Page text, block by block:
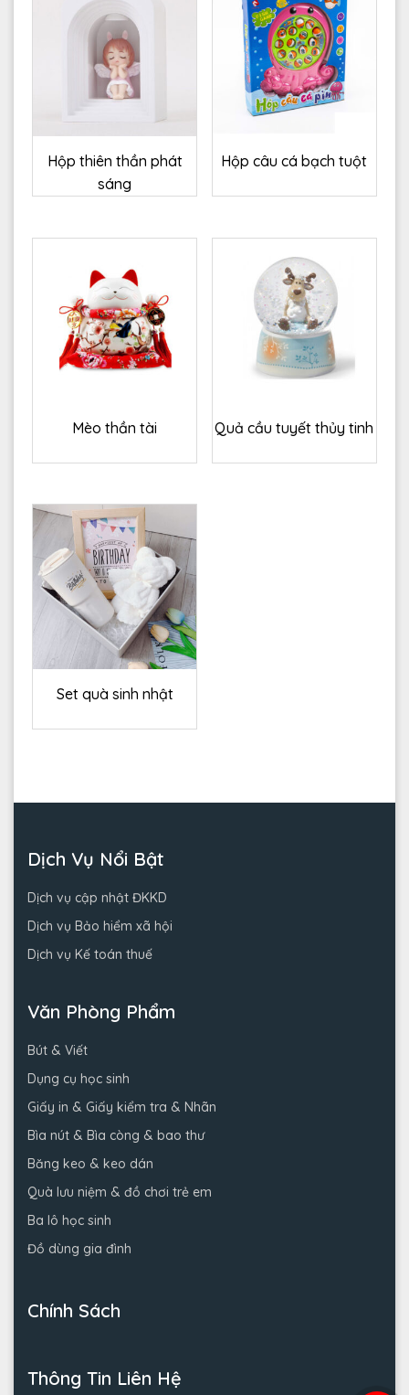
Hộp thiên thần phát
sáng
Hộp câu cá bạch tuột
Mèo thần tài Quả cầu tuyết thủy tinh
Set quà sinh nhật
Dịch Vụ Nổi Bật
Dịch vụ cập nhật ĐKKD
Dịch vụ Bảo hiểm xã hội
Dịch vụ Kế toán thuế
Văn Phòng Phẩm
Bút & Viết
Dụng cụ học sinh
Giấy in & Giấy kiểm tra & Nhãn
Bìa nút & Bìa còng & bao thư
Băng keo & keo dán
Quà lưu niệm & đồ chơi trẻ em
Ba lô học sinh
Đồ dùng gia đình
Chính Sách
Thông Tin Liên Hệ